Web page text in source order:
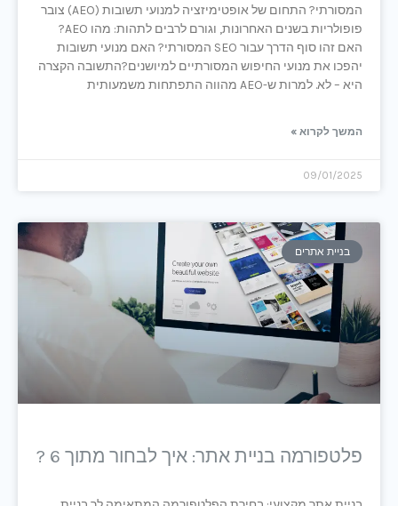
המסורתי? התחום של אופטימיזציה למנועי תשובות (AEO) צובר
פופולריות בשנים האחרונות, וגורם לרבים לתהות: מהו AEO?
האם זהו סוף הדרך עבור SEO המסורתי? האם מנועי תשובות
יהפכו את מנועי החיפוש המסורתיים למיושנים?התשובה הקצרה
היא – לא. למרות ש-AEO מהווה התפתחות משמעותית
המשך לקרוא »
09/01/2025
בניית אתרים
פלטפורמה בניית אתר: איך לבחור מתוך 6 ?